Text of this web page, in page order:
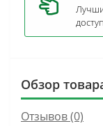
Обзор
Отзывов (0)